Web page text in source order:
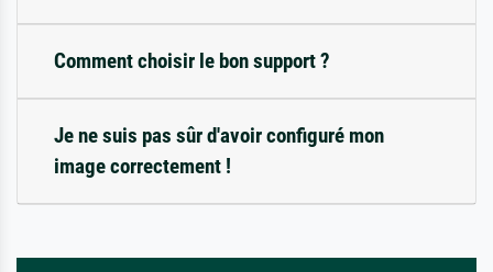
Comment choisir le bon support ?
Je ne suis pas sûr d'avoir configuré mon
image correctement !